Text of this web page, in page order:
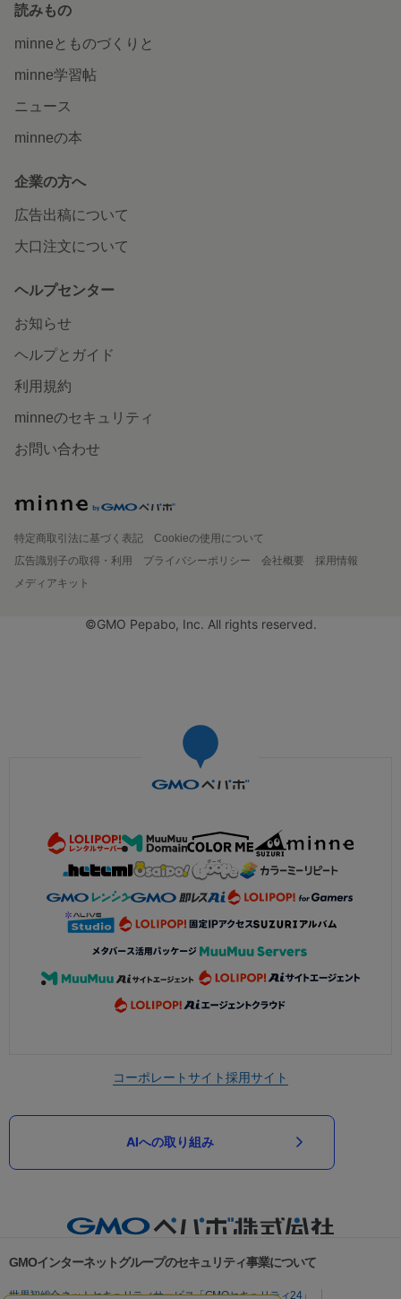
読みもの
minneとものづくりと
minne学習帖
ニュース
minneの本
企業の方へ
広告出稿について
大口注文について
ヘルプセンター
お知らせ
ヘルプとガイド
利用規約
minneのセキュリティ
お問い合わせ
特定商取引法に基づく表記
Cookieの使用について
広告識別子の取得・利用
プライバシーポリシー 会社概要
採用情報
メディアキット
©GMO Pepabo, Inc. All rights reserved.
コーポレートサイト採用サイト
AIへの取り組み
GMOインターネットグループのセキュリティ事業について
世界初総合ネットセキュリティサービス「GMOセキュリティ24」